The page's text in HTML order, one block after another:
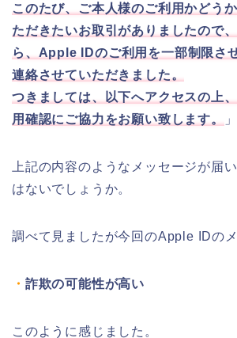
このたび、ご本人様のご利用かどう
ただきたいお取引がありましたので
ら、Apple IDのご利用を一部制限さ
連絡させていただきました。
つきましては、以下へアクセスの上
用確認にご協力をお願い致します。
」
上記の内容のようなメッセージが届
はないでしょうか。
調べて見ましたが今回のApple IDのメ
・ 詐欺の可能性が高い
このように感じました。